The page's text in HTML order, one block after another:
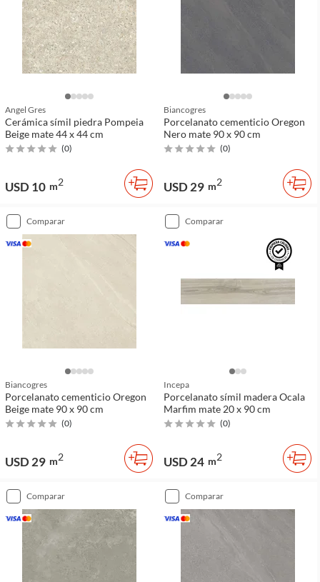
Angel Gres
Cerámica símil piedra Pompeia
Beige mate 44 x 44 cm
(0)
USD 10 m2
Biancogres
Porcelanato cementicio Oregon
Nero mate 90 x 90 cm
(0)
USD 29 m2
comparar
Biancogres
Porcelanato cementicio Oregon
Beige mate 90 x 90 cm
(0)
USD 29 m2
comparar
Incepa
Porcelanato símil madera Ocala
Marfim mate 20 x 90 cm
(0)
USD 24 m2
comparar comparar